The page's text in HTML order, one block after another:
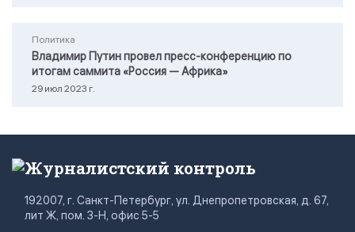
Политика
Владимир Путин провел пресс-конференцию по
итогам саммита «Россия — Африка»
29 июл 2023 г.
Журналистский контроль
192007, г. Санкт-Петербург, ул. Днепропетровская, д. 67,
лит Ж, пом. 3-Н, офис 5-5